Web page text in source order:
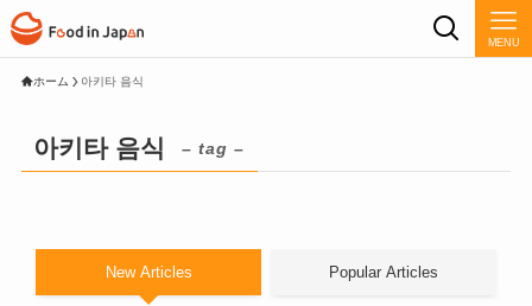
MENU
ホーム 아키타 음식
아키타 음식 – tag –
New Articles Popular Articles